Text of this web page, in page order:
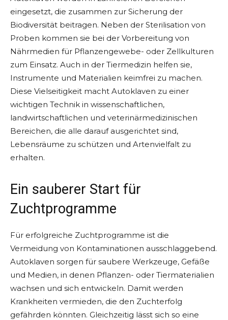
eingesetzt, die zusammen zur Sicherung der
Biodiversität beitragen. Neben der Sterilisation von
Proben kommen sie bei der Vorbereitung von
Nährmedien für Pflanzengewebe- oder Zellkulturen
zum Einsatz. Auch in der Tiermedizin helfen sie,
Instrumente und Materialien keimfrei zu machen.
Diese Vielseitigkeit macht Autoklaven zu einer
wichtigen Technik in wissenschaftlichen,
landwirtschaftlichen und veterinärmedizinischen
Bereichen, die alle darauf ausgerichtet sind,
Lebensräume zu schützen und Artenvielfalt zu
erhalten.
Ein sauberer Start für
Zuchtprogramme
Für erfolgreiche Zuchtprogramme ist die
Vermeidung von Kontaminationen ausschlaggebend.
Autoklaven sorgen für saubere Werkzeuge, Gefäße
und Medien, in denen Pflanzen- oder Tiermaterialien
wachsen und sich entwickeln. Damit werden
Krankheiten vermieden, die den Zuchterfolg
gefährden könnten. Gleichzeitig lässt sich so eine